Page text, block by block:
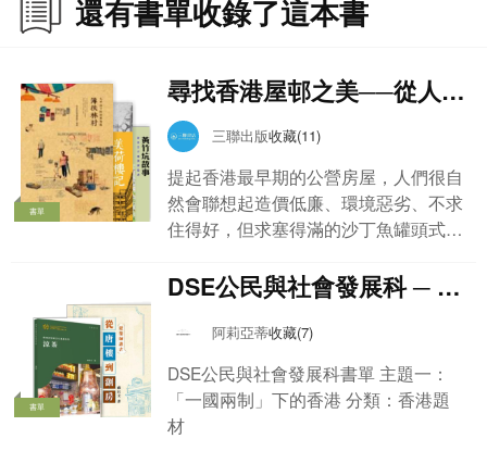
還有書單收錄了這本書
書單
尋找香港屋邨之美──從人‧
事‧物三聯出版收藏(11)
提起香港最早期的公營房屋，人們很自
然會聯想起造價低廉、環境惡劣、不求
住得好，但求塞得滿的沙丁魚罐頭式徙
思維外，當年還平行地存在著一條重視
空間佈局和生活水準的房屋政策路線，
最早期的屋邨正是這套理念的結晶。
屋村的建築風景與人文生活相輔相成，
每每可從細微之處找到有趣的地方。在
籃球場上晾衫的婦女、在涼亭捉棋聊天
的老人、望著扭蛋機一臉渴望的兒童，
書單
DSE公民與社會發展科 ─ 香
港題材書單
阿莉亞蒂收藏(7)
DSE公民與社會發展科書單 主題一：
「一國兩制」下的香港 分類：香港題
材